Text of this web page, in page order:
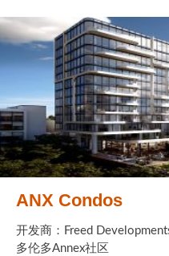
ANX Condos
开发商：Freed
多伦多Annex社区